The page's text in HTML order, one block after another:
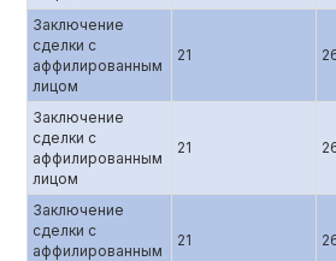
Заключение
сделки с
аффилированным
лицом
21
Заключение
сделки с
аффилированным
лицом
21
Заключение
сделки с
аффилированным
21